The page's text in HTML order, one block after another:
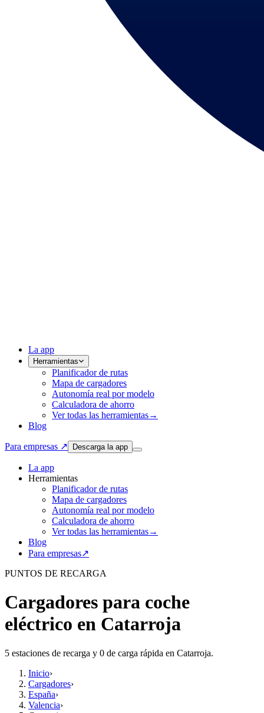
La app
Herramientas
Planificador de rutas
Mapa de cargadores
Autonomía real por modelo
Calculadora de ahorro
Ver todas las herramientas→
Blog
Para empresas ↗ Descarga la app
La app
Herramientas
Planificador de rutas
Mapa de cargadores
Autonomía real por modelo
Calculadora de ahorro
Ver todas las herramientas→
Blog
Para empresas↗
PUNTOS DE RECARGA
Cargadores para coche
eléctrico en Catarroja
5 estaciones de recarga y 0 de carga rápida en Catarroja.
Inicio›
Cargadores›
España›
Valencia›